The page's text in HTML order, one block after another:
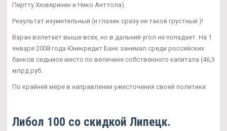
Пертту Хювяринен и Нико Анттола).
Результат изумительный (и глазик сразу не такой грустный )!
Варан взлетает выше всех, но в дальний угол не попадает. На 1
января 2008 года Юникредит Банк занимал среди российских
банков седьмое место по величине собственного капитала (46,3
млрд руб.
По крайней мере в направлении ужесточения своей политики.
Либол 100 со скидкой Липецк.